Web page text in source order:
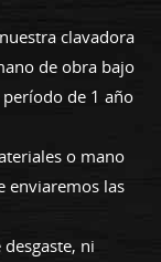
clavadora
de obra bajo
de 1 año
o mano
enviaremos las
ni